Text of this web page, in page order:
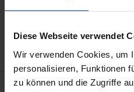
Diese Webseite verwendet
Wir verwenden Cookies, um
personalisieren, Funktionen
zu können und die Zugriffe
Zur Wunschliste
Beschreibung